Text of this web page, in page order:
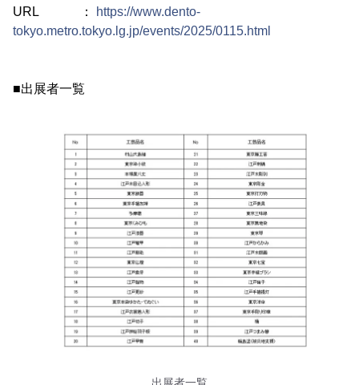
URL ：
https://www.dento-
tokyo.metro.tokyo.lg.jp/events/2025/0115.html
■出展者一覧
出展者一覧